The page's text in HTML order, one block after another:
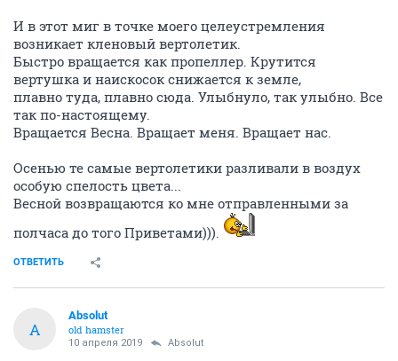
И в этот миг в точке моего целеустремления
возникает кленовый вертолетик.
Быстро вращается как пропеллер. Крутится
вертушка и наискосок снижается к земле,
плавно туда, плавно сюда. Улыбнуло, так улыбно. Все
так по-настоящему.
Вращается Весна. Вращает меня. Вращает нас.
Осенью те самые вертолетики разливали в воздух
особую спелость цвета...
Весной возвращаются ко мне отправленными за
полчаса до того Приветами))).
ОТВЕТИТЬ
A
Absolut
old hamster
10 апреля 2019 Absolut